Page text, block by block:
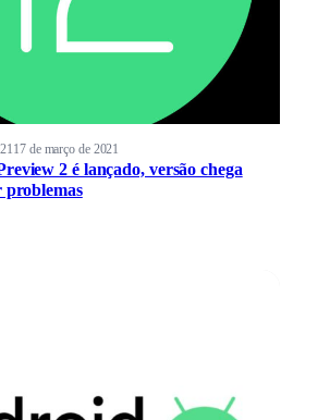
17 de março de 2021
2 é lançado, versão chega